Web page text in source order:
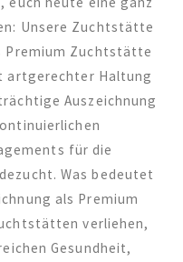
Unsere Zuchtstätte
Premium Zuchtstätte
artgerechter Haltung
Auszeichnung
für die
Was bedeutet
als Premium
verliehen,
Gesundheit,